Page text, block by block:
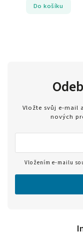
Do košíku
Vložte svůj e-mail
nových
Vložením e-mailu